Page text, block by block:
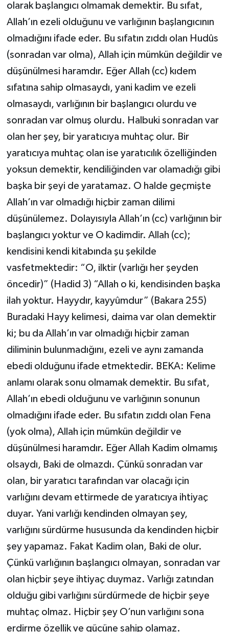
olarak başlangıcı olmamak demektir. Bu sıfat,
Allah’ın ezeli olduğunu ve varlığının başlangıcının
olmadığını ifade eder. Bu sıfatın zıddı olan Hudûs
(sonradan var olma), Allah için mümkün değildir ve
düşünülmesi haramdır. Eğer Allah (cc) kıdem
sıfatına sahip olmasaydı, yani kadim ve ezeli
olmasaydı, varlığının bir başlangıcı olurdu ve
sonradan var olmuş olurdu. Halbuki sonradan var
olan her şey, bir yaratıcıya muhtaç olur. Bir
yaratıcıya muhtaç olan ise yaratıcılık özelliğinden
yoksun demektir, kendiliğinden var olamadığı gibi
başka bir şeyi de yaratamaz. O halde geçmişte
Allah’ın var olmadığı hiçbir zaman dilimi
düşünülemez. Dolayısıyla Allah’ın (cc) varlığının bir
başlangıcı yoktur ve O kadimdir. Allah (cc);
kendisini kendi kitabında şu şekilde
vasfetmektedir: “O, ilktir (varlığı her şeyden
öncedir)” (Hadid 3) “Allah o ki, kendisinden başka
ilah yoktur. Hayydır, kayyûmdur” (Bakara 255)
Buradaki Hayy kelimesi, daima var olan demektir
ki; bu da Allah’ın var olmadığı hiçbir zaman
diliminin bulunmadığını, ezeli ve aynı zamanda
ebedi olduğunu ifade etmektedir. BEKA: Kelime
anlamı olarak sonu olmamak demektir. Bu sıfat,
Allah’ın ebedi olduğunu ve varlığının sonunun
olmadığını ifade eder. Bu sıfatın zıddı olan Fena
(yok olma), Allah için mümkün değildir ve
düşünülmesi haramdır. Eğer Allah Kadim olmamış
olsaydı, Baki de olmazdı. Çünkü sonradan var
olan, bir yaratıcı tarafından var olacağı için
varlığını devam ettirmede de yaratıcıya ihtiyaç
duyar. Yani varlığı kendinden olmayan şey,
varlığını sürdürme hususunda da kendinden hiçbir
şey yapamaz. Fakat Kadim olan, Baki de olur.
Çünkü varlığının başlangıcı olmayan, sonradan var
olan hiçbir şeye ihtiyaç duymaz. Varlığı zatından
olduğu gibi varlığını sürdürmede de hiçbir şeye
muhtaç olmaz. Hiçbir şey O’nun varlığını sona
erdirme özellik ve gücüne sahip olamaz.